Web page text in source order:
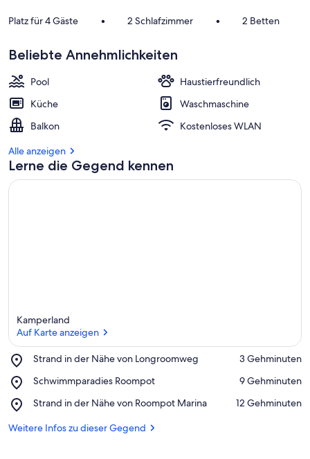
Platz für 4 Gäste • 2 Schlafzimmer • 2 Betten
Beliebte Annehmlichkeiten
Pool
Haustierfreundlich
Küche
Waschmaschine
Balkon
Kostenloses WLAN
Alle anzeigen
Lerne die Gegend kennen
Kamperland
Auf Karte anzeigen
Strand in der Nähe von Longroomweg
Place,
in
Nähe
Longroomweg
‪3 Gehminuten‬
Schwimmparadies Roompot
Place,
Roompot
‪9 Gehminuten‬
Strand in der Nähe von Roompot Marina
Place,
in
‪12 Gehminuten‬
Weitere Infos zu dieser Gegend